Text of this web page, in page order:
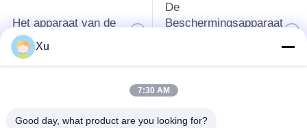
Het apparaat van de
schommelingsbescherming
De
Beschermingsapparaat
van de 2
Type van
Xu
7:30 AM
Good day, what product are you looking for?